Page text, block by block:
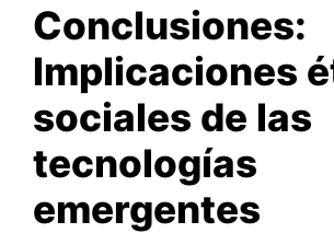
Conclusiones:
Implicaciones
sociales de las
tecnologías
emergentes